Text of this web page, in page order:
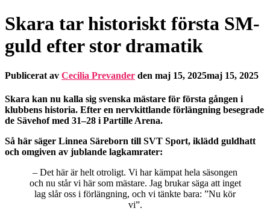
Skara tar historiskt första SM-
guld efter stor dramatik
Publicerat av Cecilia Prevander den maj 15, 2025maj 15, 2025
Skara kan nu kalla sig svenska mästare för första gången i
klubbens historia. Efter en nervkittlande förlängning besegrade
de Sävehof med 31–28 i Partille Arena.
Så här säger Linnea Säreborn till SVT Sport, iklädd guldhatt
och omgiven av jublande lagkamrater:
– Det här är helt otroligt. Vi har kämpat hela säsongen
och nu står vi här som mästare. Jag brukar säga att inget
lag slår oss i förlängning, och vi tänkte bara: ”Nu kör
vi”.